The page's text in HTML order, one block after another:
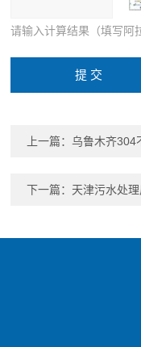
请输入计算结果（填写阿
上一篇：乌鲁木齐304
下一篇： 天津污水处